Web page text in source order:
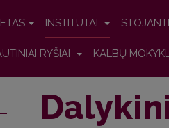
INSTITUTAI
RYŠIAI KALBŲ